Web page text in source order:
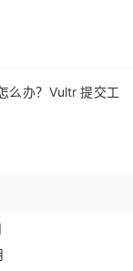
么办？Vultr 提交工